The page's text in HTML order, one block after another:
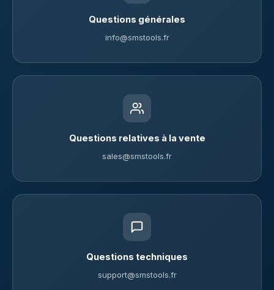
Questions générales
info@smstools.fr
Questions relatives à la vente
sales@smstools.fr
Questions techniques
support@smstools.fr